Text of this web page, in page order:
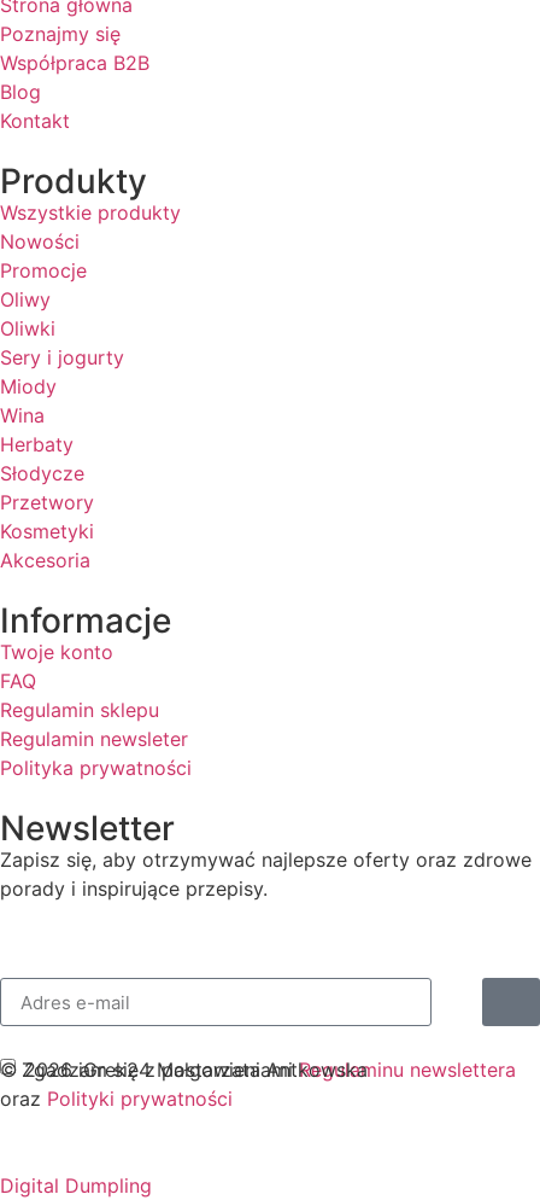
Poznajmy się
Współpraca B2B
Blog
Kontakt
Produkty
Wszystkie produkty
Nowości
Promocje
Oliwy
Oliwki
Sery i jogurty
Miody
Wina
Herbaty
Słodycze
Przetwory
Kosmetyki
Akcesoria
Informacje
Twoje konto
FAQ
Regulamin sklepu
Regulamin newsleter
Polityka prywatności
Newsletter
Zapisz się, aby otrzymywać najlepsze oferty oraz zdrowe
porady i inspirujące przepisy.
Zgadzam się z postawieniamiRegulaminu newslettera
oraz Polityki prywatności
© 2026 iGrek24 Małgorzata Antkowska
Digital Dumpling